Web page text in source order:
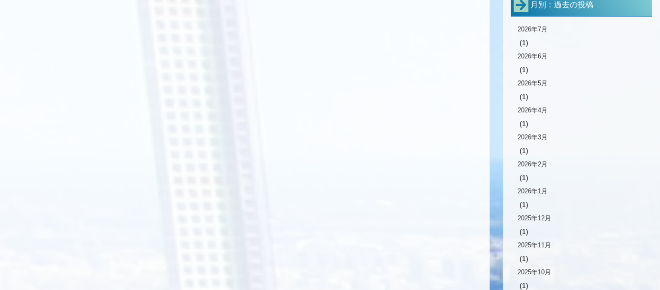
月別：過去の投稿
2026年7月
(1)
2026年6月
(1)
2026年5月
(1)
2026年4月
(1)
2026年3月
(1)
2026年2月
(1)
2026年1月
(1)
2025年12月
(1)
2025年11月
(1)
2025年10月
(1)